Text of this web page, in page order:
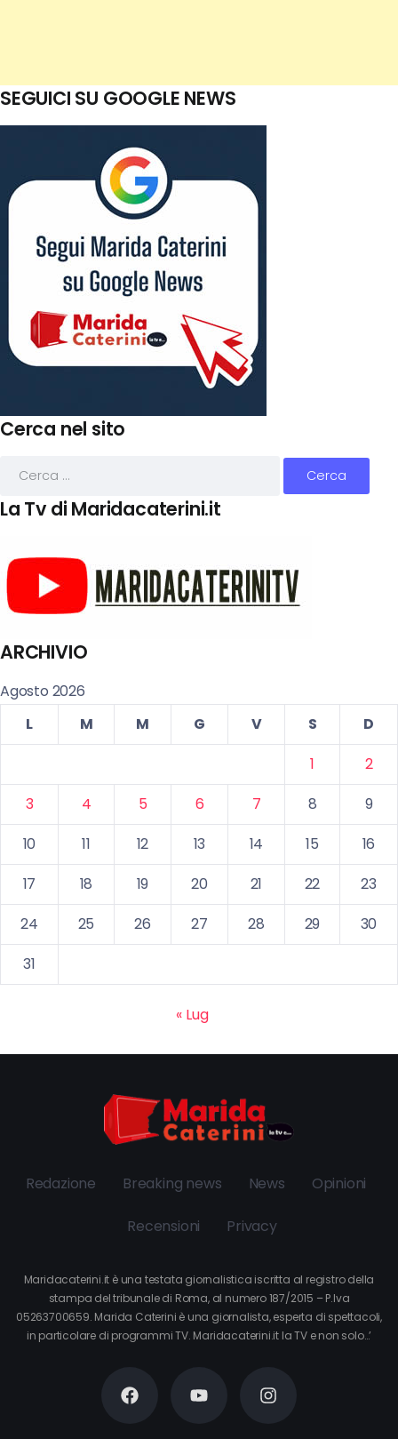
SEGUICI SU GOOGLE NEWS
Cerca nel sito
La Tv di Maridacaterini.it
ARCHIVIO
Agosto 2026
L
M M G V S
D
1
2
3
4 5 6 7 8
9
10
11 12 13 14 15
16
17
18 19 20 21 22
23
24
25 26 27 28 29
30
31
« Lug
Redazione Breaking news News Opinioni
Recensioni Privacy
Maridacaterini.it è una testata giornalistica iscritta al registro della
stampa del tribunale di Roma, al numero 187/2015 – P.Iva
05263700659. Marida Caterini è una giornalista, esperta di spettacoli,
in particolare di programmi TV. Maridacaterini.it la TV e non solo…’